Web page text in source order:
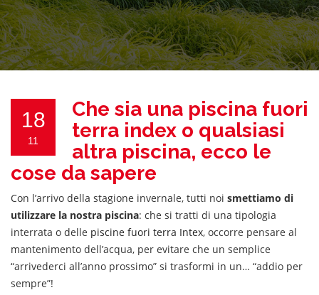
18
11
Che sia una piscina fuori
terra index o qualsiasi
altra piscina, ecco le
cose da sapere
Con l’arrivo della stagione invernale, tutti noi smettiamo di
utilizzare la nostra piscina: che si tratti di una tipologia
interrata o delle piscine fuori terra Intex, occorre pensare al
mantenimento dell’acqua, per evitare che un semplice
“arrivederci all’anno prossimo” si trasformi in un… “addio per
sempre”!